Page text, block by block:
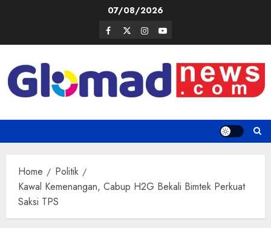
07/08/2026
Facebook
TwitterInstagram
Youtube
Home
Politik
Kawal Kemenangan, Cabup H2G Bekali Bimtek Perkuat
Saksi TPS